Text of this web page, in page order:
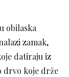
obilaska
zamak,
datiraju iz
drvo koje drže